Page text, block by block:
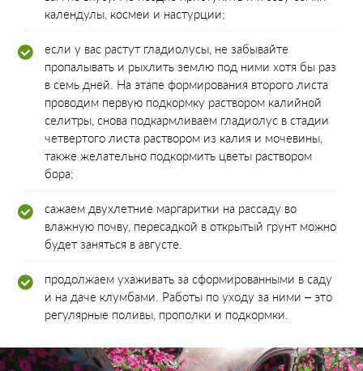
календулы, космеи и настурции;
если у вас растут гладиолусы, не забывайте
пропалывать и рыхлить землю под ними хотя бы раз
в семь дней. На этапе формирования второго листа
проводим первую подкормку раствором калийной
селитры, снова подкармливаем гладиолус в стадии
четвертого листа раствором из калия и мочевины,
также желательно подкормить цветы раствором
бора;
сажаем двухлетние маргаритки на рассаду во
влажную почву, пересадкой в открытый грунт можно
будет заняться в августе.
продолжаем ухаживать за сформированными в саду
и на даче клумбами. Работы по уходу за ними – это
регулярные поливы, прополки и подкормки.